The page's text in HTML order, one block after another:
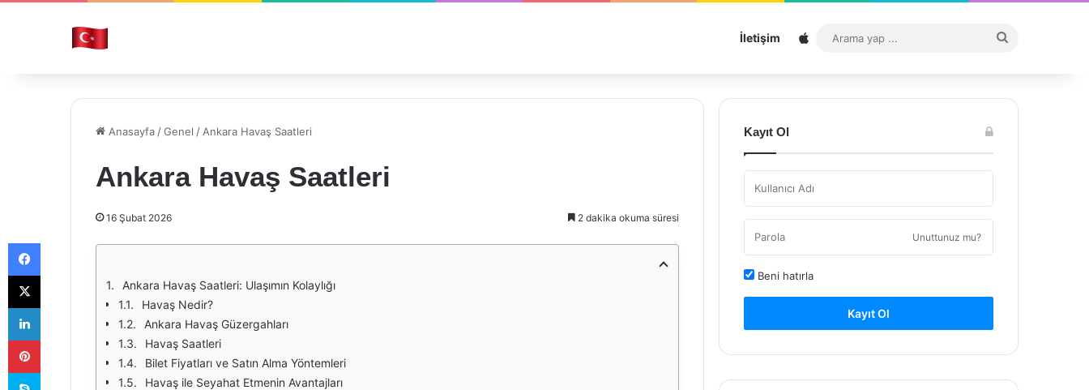
İletişim Sitemap
...
Anasayfa /Genel / Ankara Havaş Saatleri
Ankara Havaş Saatleri
16 Şubat 2026 2 dakika okuma süresi
Ankara Havaş Saatleri: Ulaşımın Kolaylığı
Havaş Nedir?
Ankara Havaş Güzergahları
Havaş Saatleri
Bilet Fiyatları ve Satın Alma Yöntemleri
Havaş ile Seyahat Etmenin Avantajları
Kayıt Ol
Unuttunuz mu?
Beni hatırla
Kayıt Ol
Facebook
X
LinkedIn
Pinterest
Skype